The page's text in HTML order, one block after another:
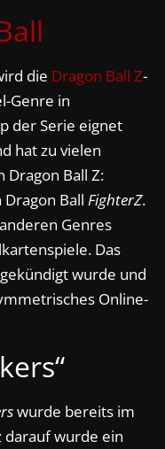
die Dragon Ball Z-
Genre in
der Serie eignet
hat zu vielen
Ball Z:
Ball FighterZ.
Genres
Das
wurde und
Online-
wurde bereits im
darauf wurde ein